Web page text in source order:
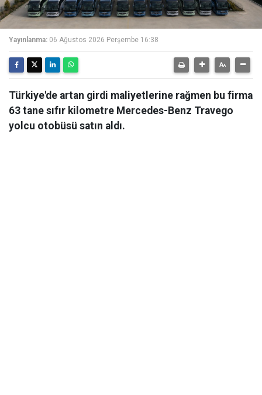
Yayınlanma: 06 Ağustos 2026 Perşembe 16:38
Türkiye'de artan girdi maliyetlerine rağmen bu firma
63 tane sıfır kilometre Mercedes-Benz Travego
yolcu otobüsü satın aldı.